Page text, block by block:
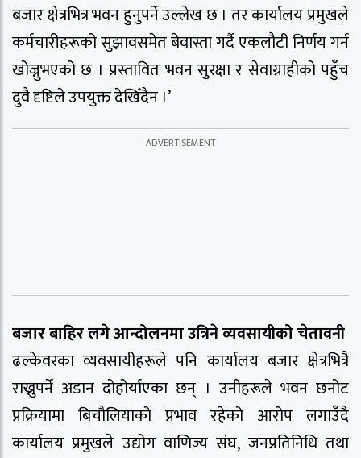
बजार क्षेत्रभित्र भवन हुनुपर्ने उल्लेख छ । तर कार्यालय प्रमुखले
कर्मचारीहरूको सुझावसमेत बेवास्ता गर्दै एकलौटी निर्णय गर्न
खोज्नुभएको छ । प्रस्तावित भवन सुरक्षा र सेवाग्राहीको पहुँच
दुवै दृष्टिले उपयुक्त देखिँदैन ।’
बजार बाहिर लगे आन्दोलनमा उत्रिने व्यवसायीको चेतावनी
ढल्केवरका व्यवसायीहरूले पनि कार्यालय बजार क्षेत्रभित्रै
राख्नुपर्ने अडान दोहोर्याएका छन् । उनीहरूले भवन छनोट
प्रक्रियामा बिचौलियाको प्रभाव रहेको आरोप लगाउँदै
कार्यालय प्रमुखले उद्योग वाणिज्य संघ, जनप्रतिनिधि तथा